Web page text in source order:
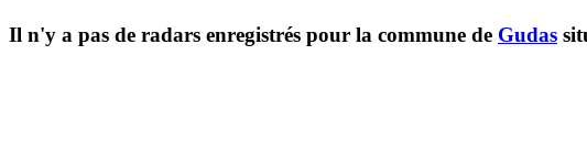
Il n'y a pas de radars enregistrés pour la commune de Gudas